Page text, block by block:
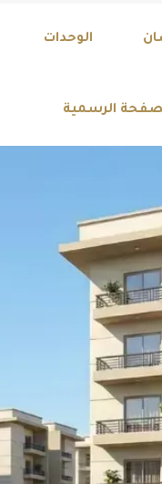
Discover Your Dream
الوحدات
الرسمية